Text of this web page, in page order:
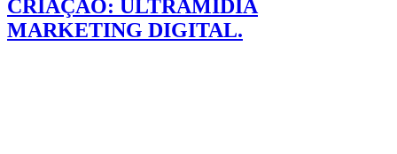
CRIAÇÃO: ULTRAMÍDIA
MARKETING DIGITAL.